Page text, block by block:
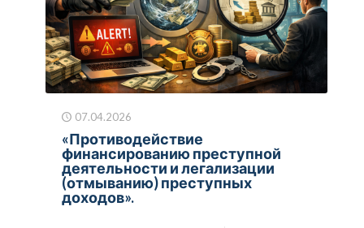
07.04.2026
«Противодействие
финансированию преступной
деятельности и легализации
(отмыванию) преступных
доходов».